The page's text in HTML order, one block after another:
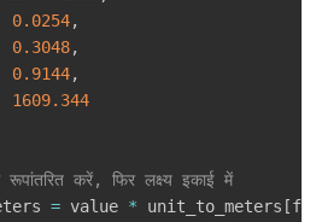
0.0254,
0.3048,
0.9144,
1609.344
करें, फिर लक्ष्य इकाई में
= value * unit_to_meters [